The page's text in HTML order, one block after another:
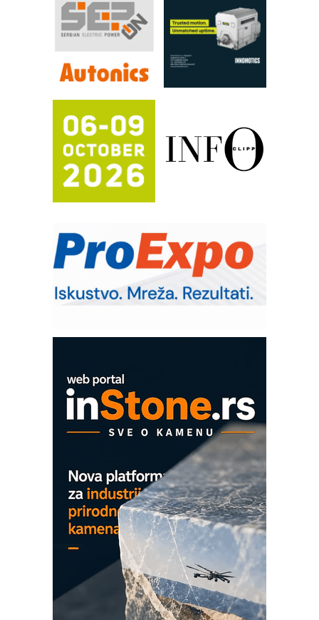
YAMADA pumpe – japanska
pouzdanost u transferu fluida
Filtration Group Industrial – Napredna
rešenja za filtraciju u hidrauličkim i
procesnim sistemima
FANUC: Najbolje za vašu pametnu
automatizaciju
Efikasno upravljanje energijom
Automatizacija pakovanja · Display
(Shelf-Ready) omotnice
Potpuna efikasnost bez složenih
Trajna oznaka kao dugoročna korist
Bezbednost na prvom mestu!
IB BLUMENAUER - više od 40 godina
poverenja u industriji
OBO sistemi mrežastih nosača kablova
Proizvodnja iC7 Hybrid 1500 VDC
mrežnog pretvarača sa tečnim
hlađenjem